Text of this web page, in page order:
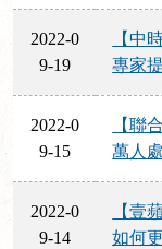
2022-0
9-19
【中
專家
2022-0
9-15
【聯
萬人
2022-0
9-14
【壹
如何